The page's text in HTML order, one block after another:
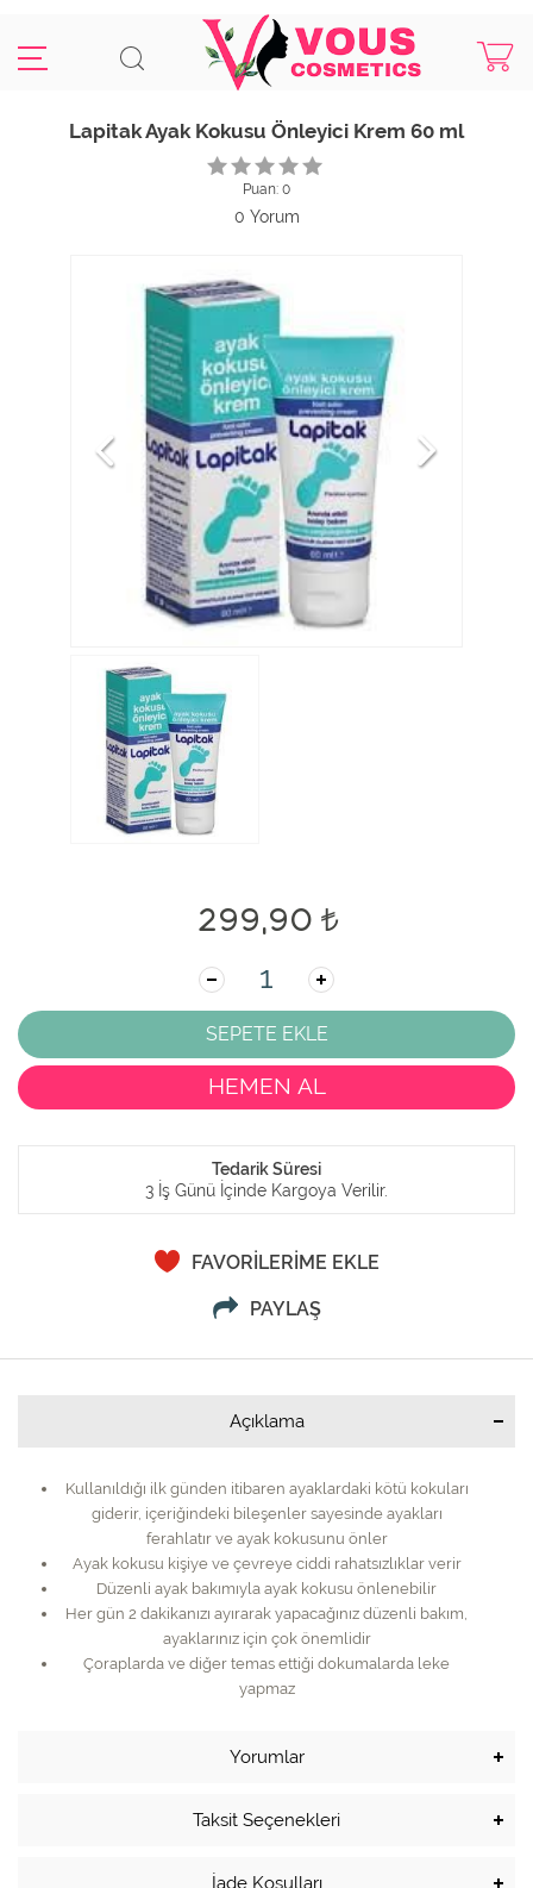
Lapitak Ayak Kokusu Önleyici Krem 60 ml
Puan: 0
0 Yorum
299,90
Tedarik Süresi
3 İş Günü İçinde Kargoya Verilir.
FAVORİLERİME EKLE
PAYLAŞ
Açıklama
Kullanıldığı ilk günden itibaren ayaklardaki kötü kokuları
giderir, içeriğindeki bileşenler sayesinde ayakları
ferahlatır ve ayak kokusunu önler
Ayak kokusu kişiye ve çevreye ciddi rahatsızlıklar verir
Düzenli ayak bakımıyla ayak kokusu önlenebilir
Her gün 2 dakikanızı ayırarak yapacağınız düzenli bakım,
ayaklarınız için çok önemlidir
Çoraplarda ve diğer temas ettiği dokumalarda leke
yapmaz
Yorumlar
Taksit Seçenekleri
İade Koşulları